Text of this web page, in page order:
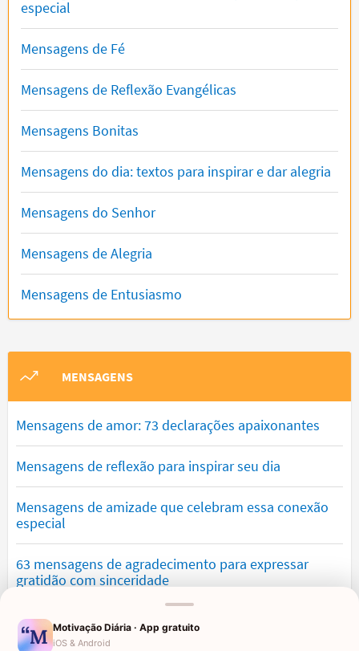
especial
Mensagens de Fé
Mensagens de Reflexão Evangélicas
Mensagens Bonitas
Mensagens do dia: textos para inspirar e dar alegria
Mensagens do Senhor
Mensagens de Alegria
Mensagens de Entusiasmo
MENSAGENS
Mensagens de amor: 73 declarações apaixonantes
Mensagens de reflexão para inspirar seu dia
Mensagens de amizade que celebram essa conexão
especial
63 mensagens de agradecimento para expressar
gratidão com sinceridade
Mensagens de saudade que tocam o coração e
expressam falta
Motivação Diária · App gratuito
iOS & Android